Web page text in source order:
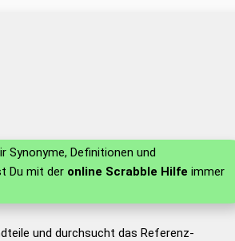
Synonyme, Definitionen und
Du mit der online Scrabble Hilfe immer
und durchsucht das Referenz-